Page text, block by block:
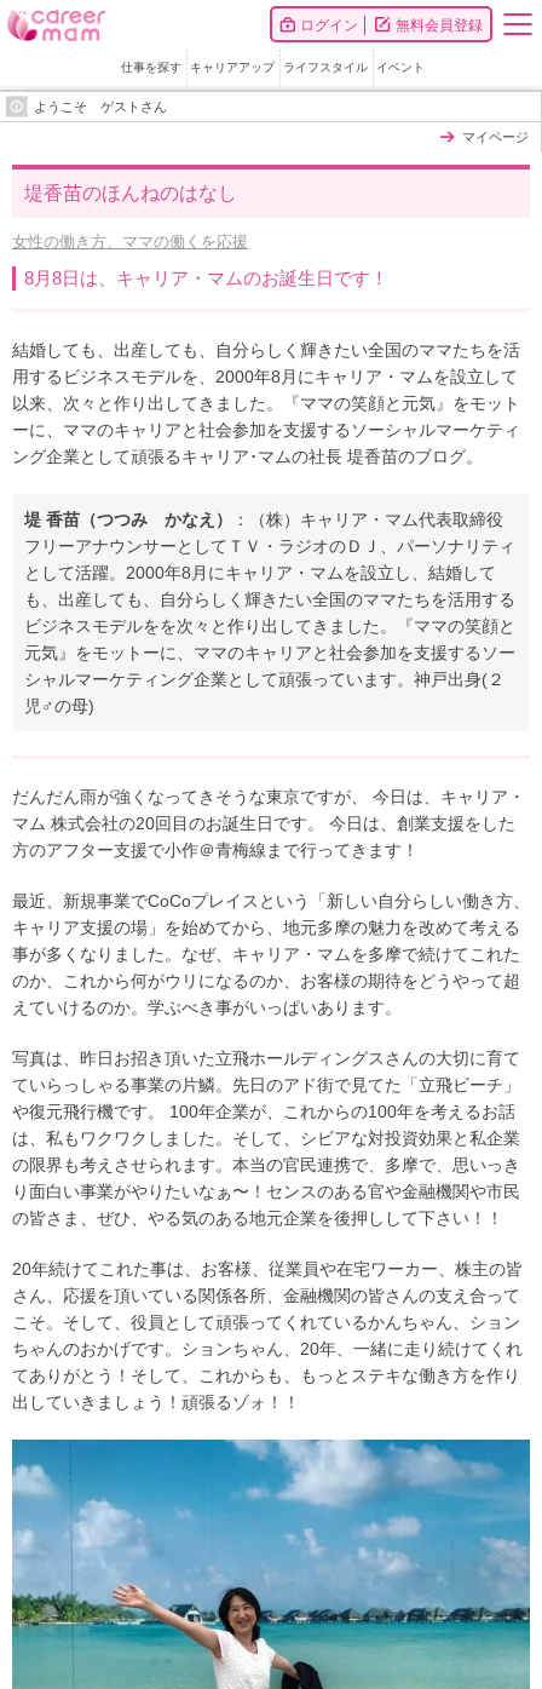
ログイン 無料会員登録
仕事を探す キャリアアップ ライフスタイル イベント
ようこそ ゲストさん
マイページ
堤香苗のほんねのはなし
女性の働き方、ママの働くを応援
8月8日は、キャリア・マムのお誕生日です！
結婚しても、出産しても、自分らしく輝きたい全国のママたちを活
用するビジネスモデルを、2000年8月にキャリア・マムを設立して
以来、次々と作り出してきました。『ママの笑顔と元気』をモット
ーに、ママのキャリアと社会参加を支援するソーシャルマーケティ
ング企業として頑張るキャリア･マムの社長 堤香苗のブログ。
堤 香苗（つつみ かなえ）
：（株）キャリア・マム代表取締役
フリーアナウンサーとしてＴＶ・ラジオのＤＪ、パーソナリティ
として活躍。2000年8月にキャリア・マムを設立し、結婚して
も、出産しても、自分らしく輝きたい全国のママたちを活用する
ビジネスモデルをを次々と作り出してきました。『ママの笑顔と
元気』をモットーに、ママのキャリアと社会参加を支援するソー
シャルマーケティング企業として頑張っています。神戸出身(２
児♂の母)
だんだん雨が強くなってきそうな東京ですが、 今日は、キャリア・
マム 株式会社の20回目のお誕生日です。 今日は、創業支援をした
方のアフター支援で小作＠青梅線まで行ってきます！
最近、新規事業でCoCoプレイスという「新しい自分らしい働き方、
キャリア支援の場」を始めてから、地元多摩の魅力を改めて考える
事が多くなりました。なぜ、キャリア・マムを多摩で続けてこれた
のか、これから何がウリになるのか、お客様の期待をどうやって超
えていけるのか。学ぶべき事がいっぱいあります。
写真は、昨日お招き頂いた立飛ホールディングスさんの大切に育て
ていらっしゃる事業の片鱗。先日のアド街で見てた「立飛ビーチ」
や復元飛行機です。 100年企業が、これからの100年を考えるお話
は、私もワクワクしました。そして、シビアな対投資効果と私企業
の限界も考えさせられます。本当の官民連携で、多摩で、思いっき
り面白い事業がやりたいなぁ〜！センスのある官や金融機関や市民
の皆さま、ぜひ、やる気のある地元企業を後押しして下さい！！
20年続けてこれた事は、お客様、従業員や在宅ワーカー、株主の皆
さん、応援を頂いている関係各所、金融機関の皆さんの支え合って
こそ。そして、役員として頑張ってくれているかんちゃん、ション
ちゃんのおかげです。ションちゃん、20年、一緒に走り続けてくれ
てありがとう！そして、これからも、もっとステキな働き方を作り
出していきましょう！頑張るゾォ！！